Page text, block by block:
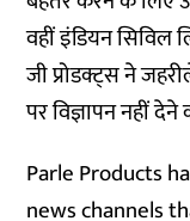
वहीं इंडियन सिविल
जी प्रोडक्ट्स ने
पर विज्ञापन नहीं
Parle Products
news channels